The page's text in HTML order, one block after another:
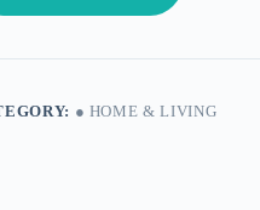
● HOME & LIVING